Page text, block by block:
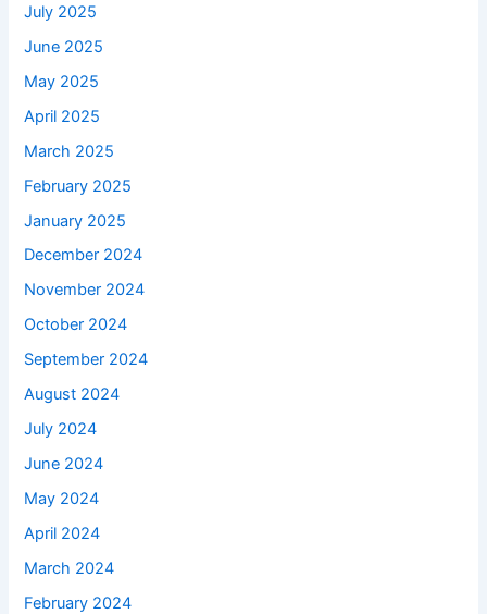
July 2025
June 2025
May 2025
April 2025
March 2025
February 2025
January 2025
December 2024
November 2024
October 2024
September 2024
August 2024
July 2024
June 2024
May 2024
April 2024
March 2024
February 2024